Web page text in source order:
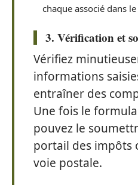
chaque associé dans
3. Vérification et
Vérifiez
informations
entraîner des
Une fois le
pouvez le
portail des impôts
voie postale.